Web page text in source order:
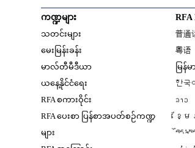
ကဏ္ဍများ
သတင်းများ
မေးမြန်းခန်း
မာလ်တီမီဒီယာ
ယနေ့နိုင်ငံရေး
RFA စကားဝိုင်း
RFA ပေးစာ ပြန်စာအပတ်စဉ်ကဏ္ဍ
များ
RFA
普通
粤语
မြန်မ
한국
ລາວ
ខ្មែ